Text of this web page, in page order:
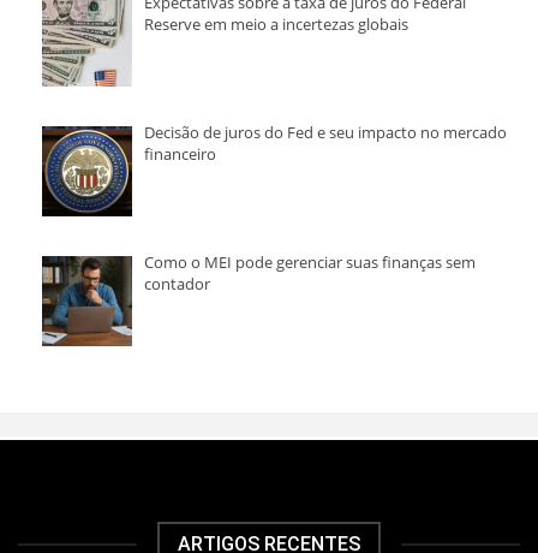
Reserve em meio a incertezas globais
Decisão de juros do Fed e seu impacto no mercado
financeiro
Como o MEI pode gerenciar suas finanças sem
contador
ARTIGOS RECENTES